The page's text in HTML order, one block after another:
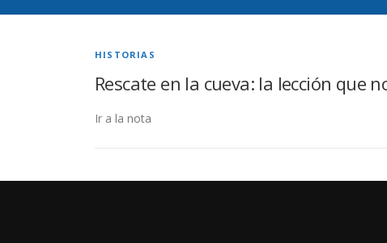
HISTORIAS
Rescate en la cueva: la lección que
Ir a la nota